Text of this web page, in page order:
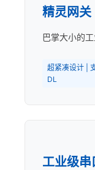
精灵网关
巴掌大小的
超紧凑设计 |
DL
工业级